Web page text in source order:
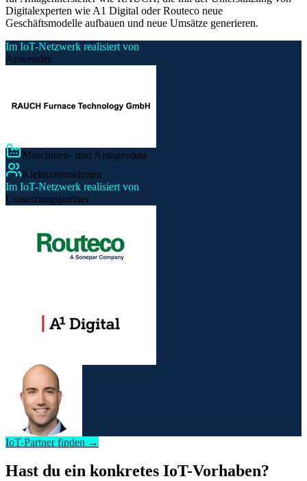
Digitalexperten wie A1 Digital oder Routeco neue
Geschäftsmodelle aufbauen und neue Umsätze generieren.
Im IoT-Netzwerk realisiert von
Anwender
Maschinen- und Anlagenbau
Kleinunternehmen
Im IoT-Netzwerk realisiert von
Umsetzungspartner
IoT-Partner finden →
Hast du ein konkretes IoT-Vorhaben?